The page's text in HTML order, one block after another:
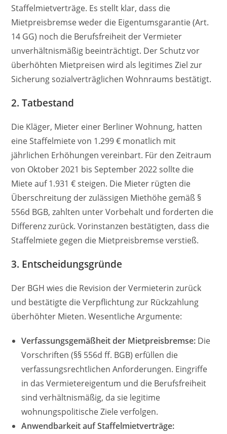
Staffelmietverträge. Es stellt klar, dass die
Mietpreisbremse weder die Eigentumsgarantie (Art.
14 GG) noch die Berufsfreiheit der Vermieter
unverhältnismäßig beeinträchtigt. Der Schutz vor
überhöhten Mietpreisen wird als legitimes Ziel zur
Sicherung sozialverträglichen Wohnraums bestätigt.
2.Tatbestand
Die Kläger, Mieter einer Berliner Wohnung, hatten
eine Staffelmiete von 1.299 € monatlich mit
jährlichen Erhöhungen vereinbart. Für den Zeitraum
von Oktober 2021 bis September 2022 sollte die
Miete auf 1.931 € steigen. Die Mieter rügten die
Überschreitung der zulässigen Miethöhe gemäß §
556d BGB, zahlten unter Vorbehalt und forderten die
Differenz zurück. Vorinstanzen bestätigten, dass die
Staffelmiete gegen die Mietpreisbremse verstieß.
3. Entscheidungsgründe
Der BGH wies die Revision der Vermieterin zurück
und bestätigte die Verpflichtung zur Rückzahlung
überhöhter Mieten. Wesentliche Argumente:
Verfassungsgemäßheit der Mietpreisbremse: Die
Vorschriften (§§ 556d ff. BGB) erfüllen die
verfassungsrechtlichen Anforderungen. Eingriffe
in das Vermietereigentum und die Berufsfreiheit
sind verhältnismäßig, da sie legitime
wohnungspolitische Ziele verfolgen.
Anwendbarkeit auf Staffelmietverträge: